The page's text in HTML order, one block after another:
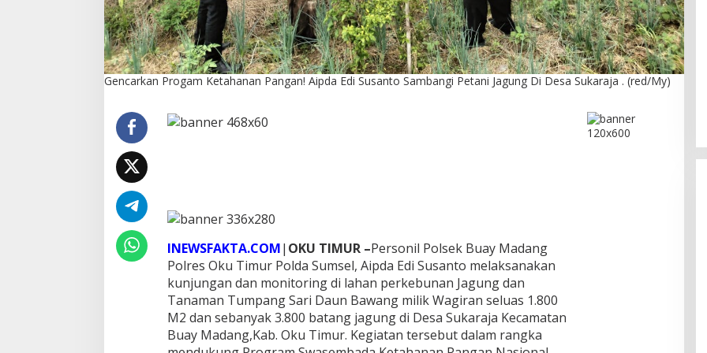
d
i
S
u
s
a
o
g
P
e
t
a
n
i
J
a
Gencarkan Progam Ketahanan Pangan! Aipda Edi Susanto Sambangi Petani Jagung Di Desa Sukaraja . (red/My)
INEWSFAKTA.COM| OKU TIMUR –Personil Polsek Buay Madang
Polres Oku Timur Polda Sumsel, Aipda Edi Susanto melaksanakan
kunjungan dan monitoring di lahan perkebunan Jagung dan
Tanaman Tumpang Sari Daun Bawang milik Wagiran seluas 1.800
M2 dan sebanyak 3.800 batang jagung di Desa Sukaraja Kecamatan
Buay Madang,Kab. Oku Timur. Kegiatan tersebut dalam rangka
DPC PPP Jakarta Utara Gelar
Ta’aruf / Silaturahmi dan
Fokus Konsolidasi Jelang
Musancab 13 September 2026